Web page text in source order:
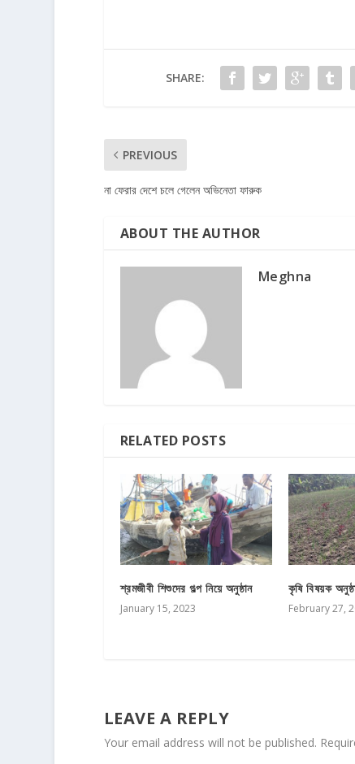
SHARE:
PREVIOUS
না ফেরার দেশে চলে গেলেন অভিনেতা ফারুক
ABOUT THE AUTHOR
Meghna
RELATED POSTS
শ্রমজীবী শিশুদের গল্প নিয়ে অনুষ্ঠান
January 15, 2023
কৃষি বিষয়ক
February 27,
LEAVE A REPLY
Your email address will not be published.